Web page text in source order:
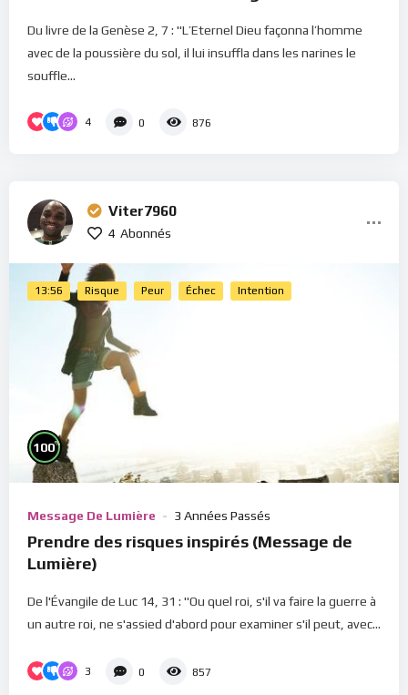
Du livre de la Genèse 2, 7 : "L’Eternel Dieu façonna l’homme
avec de la poussière du sol, il lui insuffla dans les narines le
souffle...
4 0 876
Viter7960
4 Abonnés
13:56 Risque Peur Échec Intention
100%
Message De Lumière 3 Années Passés
Prendre des risques inspirés (Message de
Lumière)
De l'Évangile de Luc 14, 31 : "Ou quel roi, s'il va faire la guerre à
un autre roi, ne s'assied d'abord pour examiner s'il peut, avec...
3 0 857